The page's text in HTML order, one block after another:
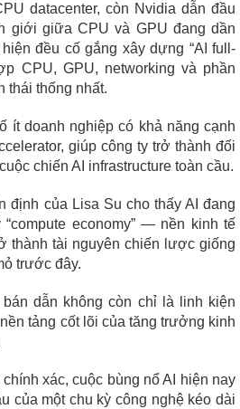
datacenter, còn Nvidia dẫn đầu
giới giữa CPU và GPU đang dần
đều cố gắng xây dựng “AI full-
CPU, GPU, networking và phần
thái thống nhất.
ít doanh nghiệp có khả năng cạnh
giúp công ty trở thành đối
chiến AI infrastructure toàn cầu.
định của Lisa Su cho thấy AI đang
economy” — nền kinh tế
thành tài nguyên chiến lược giống
trước đây.
dẫn không còn chỉ là linh kiện
tảng cốt lõi của tăng trưởng kinh
xác, cuộc bùng nổ AI hiện nay
của một chu kỳ công nghệ kéo dài